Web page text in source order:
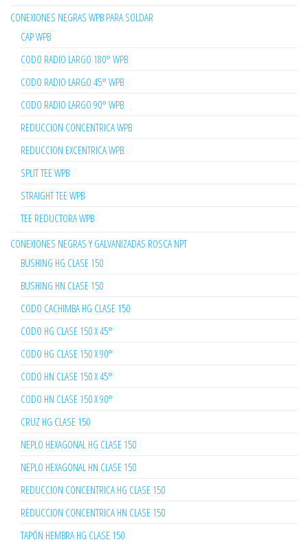
CONEXIONES NEGRAS WPB PARA SOLDAR
CAP WPB
CODO RADIO LARGO 180° WPB
CODO RADIO LARGO 45° WPB
CODO RADIO LARGO 90° WPB
REDUCCION CONCENTRICA WPB
REDUCCION EXCENTRICA WPB
SPLIT TEE WPB
STRAIGHT TEE WPB
TEE REDUCTORA WPB
CONEXIONES NEGRAS Y GALVANIZADAS ROSCA NPT
BUSHING HG CLASE 150
BUSHING HN CLASE 150
CODO CACHIMBA HG CLASE 150
CODO HG CLASE 150 X 45°
CODO HG CLASE 150 X 90°
CODO HN CLASE 150 X 45°
CODO HN CLASE 150 X 90°
CRUZ HG CLASE 150
NEPLO HEXAGONAL HG CLASE 150
NEPLO HEXAGONAL HN CLASE 150
REDUCCION CONCENTRICA HG CLASE 150
REDUCCION CONCENTRICA HN CLASE 150
TAPÓN HEMBRA HG CLASE 150